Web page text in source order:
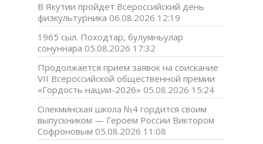
В Якутии пройдет Всероссийский день
физкультурника 06.08.2026 12:19
1965 сыл. Походтар, булумньулар
сонуннара 05.08.2026 17:32
Продолжается прием заявок на соискание
VII Всероссийской общественной премии
«Гордость нации-2026» 05.08.2026 15:24
Олекминская школа №4 гордится своим
выпускником — Героем России Виктором
Софроновым 05.08.2026 11:08